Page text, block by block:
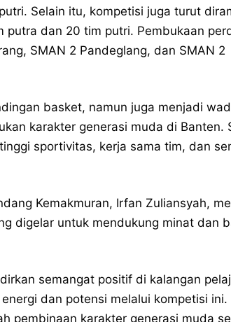
Selain itu, kompetisi juga turut
dan 20 tim putri. Pembukaan
SMAN 2 Pandeglang, dan SMAN 2
basket, namun juga menjadi
karakter generasi muda di Banten.
sportivitas, kerja sama tim, dan
Kemakmuran, Irfan Zuliansyah,
digelar untuk mendukung minat dan
semangat positif di kalangan
dan potensi melalui kompetisi
pembinaan karakter generasi muda